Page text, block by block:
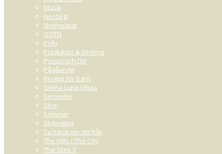
Musik
Nostalgi
Nyshoppat
OOTD
Polly
Produkter & Verktyg
Pyssel och DIY
Pågående
Recept för barn
Selma Luna Olivia
Semester
Skor
Sommar
Stylingtips
Ta hand om ditt hår
The Hills / The City
The Sims 3